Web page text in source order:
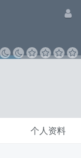
个人资料